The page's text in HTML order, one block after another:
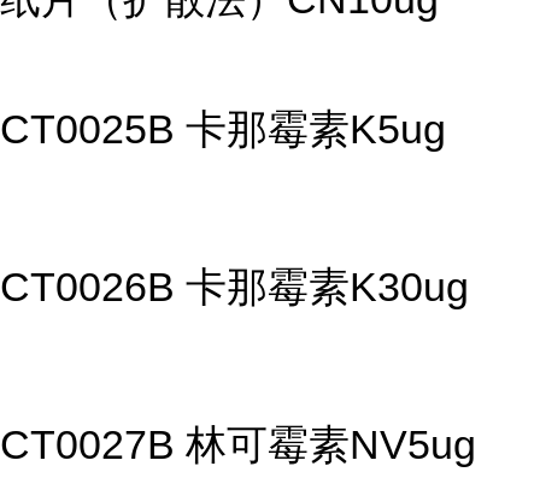
CT0025B 卡那霉素K5ug
CT0026B 卡那霉素K30ug
CT0027B 林可霉素NV5ug